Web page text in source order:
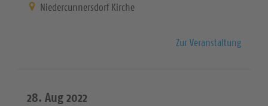
Niedercunnersdorf Kirche
Zur Veranstaltung
28. Aug 2022